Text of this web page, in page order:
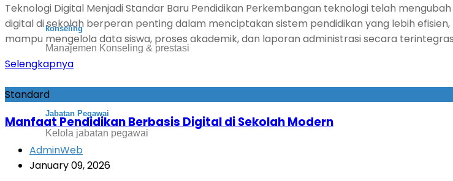
konseling
Manajemen Konseling & prestasi
Jabatan Pegawai
Kelola jabatan pegawai
Teknologi Digital Menjadi Standar Baru Pendidikan Perkembangan teknologi telah
digital di sekolah berperan penting dalam menciptakan sistem pendidikan yang lebih
mampu mengelola data siswa, proses akademik, dan laporan administrasi secara
Selengkapnya
Standard
Manfaat Pendidikan Berbasis Digital di Sekolah Modern
AdminWeb
January 09, 2026